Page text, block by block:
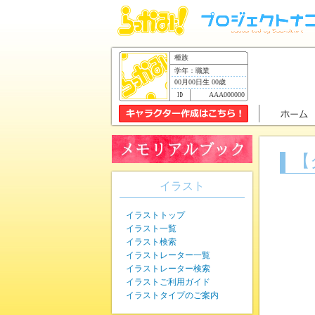
種族
学年：職業
00月00日生 00歳
AAA000000
イラスト
イラストトップ
イラスト一覧
イラスト検索
イラストレーター一覧
イラストレーター検索
イラストご利用ガイド
イラストタイプのご案内